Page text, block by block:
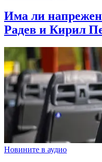
Има ли
Радев и Кирил
Новините в аудио